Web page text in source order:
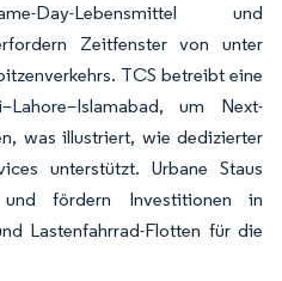
Day-Lebensmittel und
Zeitfenster von unter
TCS betreibt eine
um Next-
was illustriert, wie dedizierter
unterstützt. Urbane Staus
fördern Investitionen in
Lastenfahrrad-Flotten für die